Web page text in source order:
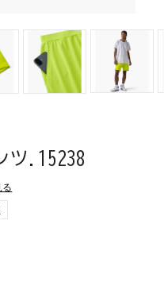
ツ.15238